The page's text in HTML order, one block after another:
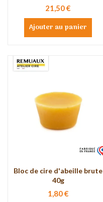
21,50 €
Ajouter au panier
Bloc de cire d'abeille brute
40g
1,80 €